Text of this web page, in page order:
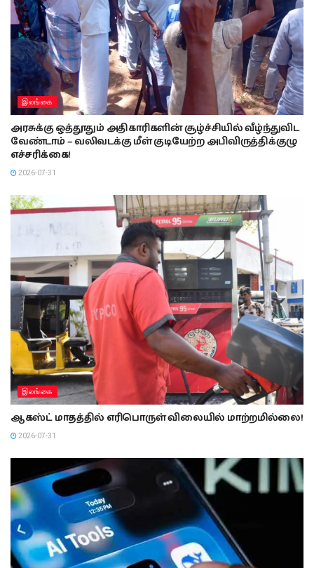
இலங்கை
அரசுக்கு ஒத்தூதும் அதிகாரிகளின் சூழ்ச்சியில் வீழ்ந்துவிட
வேண்டாம் – வலிவடக்கு மீள் குடியேற்ற அபிவிருத்திக்குழு
எச்சரிக்கை!
2026-07-31
இலங்கை
ஆகஸ்ட் மாதத்தில் எரிபொருள் விலையில் மாற்றமில்லை!
2026-07-31